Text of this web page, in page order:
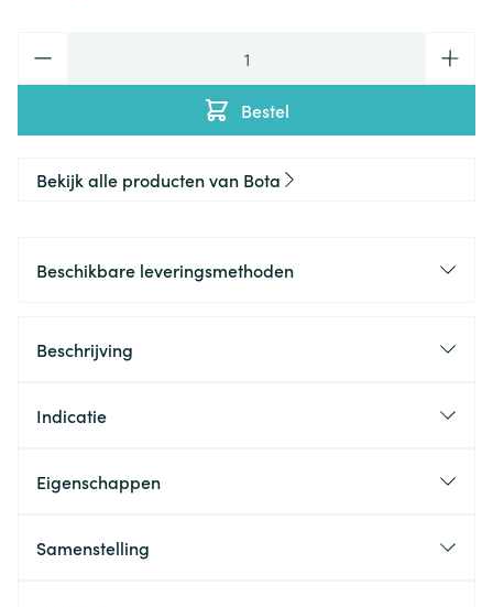
Bestel
Bekijk alle producten van Bota
Beschikbare leveringsmethoden
Beschrijving
Indicatie
Eigenschappen
Samenstelling